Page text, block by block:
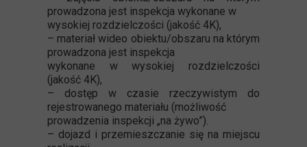
prowadzona jest inspekcja wykonane w
wysokiej rozdzielczości (jakość 4K),
– materiał wideo obiektu/obszaru na którym
prowadzona jest inspekcja
wykonane w wysokiej rozdzielczości
(jakość 4K),
– dostęp w czasie rzeczywistym do
rejestrowanego materiału (możliwość
prowadzenia inspekcji „na żywo”).
– dojazd i przemieszczanie się na miejscu